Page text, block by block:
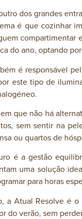
dos grandes
é que cozinhar
compartimentar
do ano, optando
é responsável
este tipo de
que não há
sem sentir na
ou quartos de
é a gestão
uma solução
para horas
a Atual Resolve é
do verão, sem